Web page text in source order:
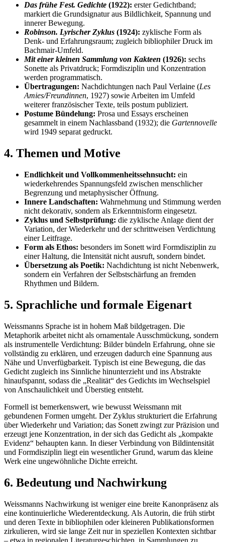
Das frühe Fest. Gedichte (1922): erster Gedichtband;
markiert die Grundsignatur aus Bildlichkeit, Spannung und
innerer Bewegung.
Robinson. Lyrischer Zyklus (1924): zyklische Form als
Denk- und Erfahrungsraum; zugleich bibliophiler Druck im
Bachmair-Umfeld.
Mit einer kleinen Sammlung von Kakteen (1926): sechs
Sonette als Privatdruck; Formdisziplin und Konzentration
werden programmatisch.
Übertragungen: Nachdichtungen nach Paul Verlaine (Les
Amies/Freundinnen, 1927) sowie Arbeiten im Umfeld
weiterer französischer Texte, teils postum publiziert.
Postume Bündelung: Prosa und Essays erscheinen
gesammelt in einem Nachlassband (1932); die Gartennovelle
wird 1949 separat gedruckt.
4. Themen und Motive
Endlichkeit und Vollkommenheitssehnsucht: ein
wiederkehrendes Spannungsfeld zwischen menschlicher
Begrenzung und metaphysischer Öffnung.
Innere Landschaften: Wahrnehmung und Stimmung werden
nicht dekorativ, sondern als Erkenntnisform eingesetzt.
Zyklus und Selbstprüfung: die zyklische Anlage dient der
Variation, der Wiederkehr und der schrittweisen Verdichtung
einer Leitfrage.
Form als Ethos: besonders im Sonett wird Formdisziplin zu
einer Haltung, die Intensität nicht ausruft, sondern bindet.
Übersetzung als Poetik: Nachdichtung ist nicht Nebenwerk,
sondern ein Verfahren der Selbstschärfung an fremden
Rhythmen und Bildern.
5. Sprachliche und formale Eigenart
Weissmanns Sprache ist in hohem Maß bildgetragen. Die
Metaphorik arbeitet nicht als ornamentale Ausschmückung, sondern
als instrumentelle Verdichtung: Bilder bündeln Erfahrung, ohne sie
vollständig zu erklären, und erzeugen dadurch eine Spannung aus
Nähe und Unverfügbarkeit. Typisch ist eine Bewegung, die das
Gedicht zugleich ins Sinnliche hinunterzieht und ins Abstrakte
hinaufspannt, sodass die „Realität“ des Gedichts im Wechselspiel
von Anschaulichkeit und Überstieg entsteht.
Formell ist bemerkenswert, wie bewusst Weissmann mit
gebundenen Formen umgeht. Der Zyklus strukturiert die Erfahrung
über Wiederkehr und Variation; das Sonett zwingt zur Präzision und
erzeugt jene Konzentration, in der sich das Gedicht als „kompakte
Evidenz“ behaupten kann. In dieser Verbindung von Bildintensität
und Formdisziplin liegt ein wesentlicher Grund, warum das kleine
Werk eine ungewöhnliche Dichte erreicht.
6. Bedeutung und Nachwirkung
Weissmanns Nachwirkung ist weniger eine breite Kanonpräsenz als
eine kontinuierliche Wiederentdeckung. Als Autorin, die früh stirbt
und deren Texte in bibliophilen oder kleineren Publikationsformen
zirkulieren, wird sie lange Zeit nur in speziellen Kontexten sichtbar
– etwa in regionalen Literaturgeschichten, in Sammlungen zu